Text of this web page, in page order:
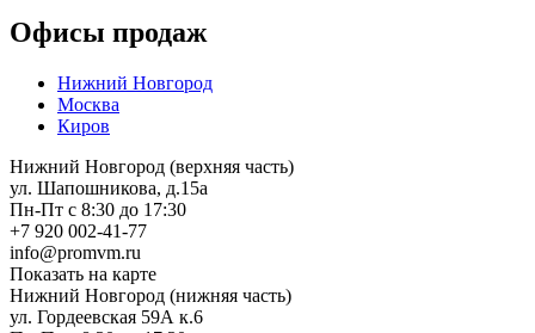
Офисы продаж
Нижний Новгород
Москва
Киров
Нижний Новгород (верхняя часть)
ул. Шапошникова, д.15а
Пн-Пт с 8:30 до 17:30
+7 920 002-41-77
info@promvm.ru
Показать на карте
Нижний Новгород (нижняя часть)
ул. Гордеевская 59А к.6